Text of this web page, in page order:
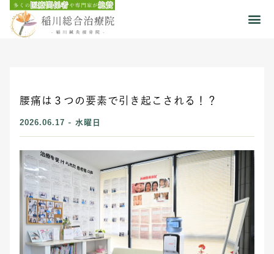
腰痛は３つの要素で引き起こされる！？
2026.06.17 - 水曜日